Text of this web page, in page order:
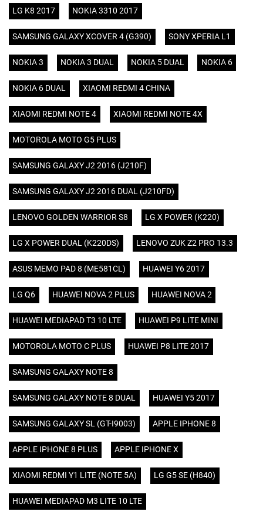
LG K8 2017 NOKIA 3310 2017
SAMSUNG GALAXY XCOVER 4 (G390) SONY XPERIA L1
NOKIA 3 NOKIA 3 DUAL NOKIA 5 DUAL NOKIA 6
NOKIA 6 DUAL XIAOMI REDMI 4 CHINA
XIAOMI REDMI NOTE 4 XIAOMI REDMI NOTE 4X
MOTOROLA MOTO G5 PLUS
SAMSUNG GALAXY J2 2016 (J210F)
SAMSUNG GALAXY J2 2016 DUAL (J210FD)
LENOVO GOLDEN WARRIOR S8 LG X POWER (K220)
LG X POWER DUAL (K220DS) LENOVO ZUK Z2 PRO 13.3
ASUS MEMO PAD 8 (ME581CL) HUAWEI Y6 2017
LG Q6 HUAWEI NOVA 2 PLUS HUAWEI NOVA 2
HUAWEI MEDIAPAD T3 10 LTE HUAWEI P9 LITE MINI
MOTOROLA MOTO C PLUS HUAWEI P8 LITE 2017
SAMSUNG GALAXY NOTE 8
SAMSUNG GALAXY NOTE 8 DUAL HUAWEI Y5 2017
SAMSUNG GALAXY SL (GT-I9003) APPLE IPHONE 8
APPLE IPHONE 8 PLUS APPLE IPHONE X
XIAOMI REDMI Y1 LITE (NOTE 5A) LG G5 SE (H840)
HUAWEI MEDIAPAD M3 LITE 10 LTE